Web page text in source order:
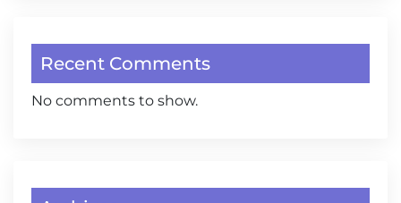
Recent Comments
No comments to show.